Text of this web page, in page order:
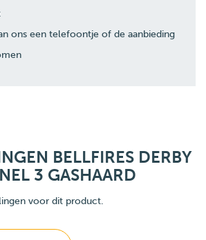
ons een telefoontje of de aanbieding
BELLFIRES DERBY
3 GASHAARD
voor dit product.